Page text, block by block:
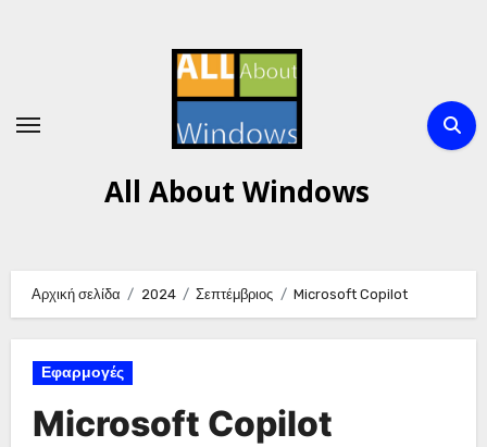
All About Windows
Αρχική σελίδα 2024 Σεπτέμβριος Microsoft Copilot
Εφαρμογές
Microsoft Copilot